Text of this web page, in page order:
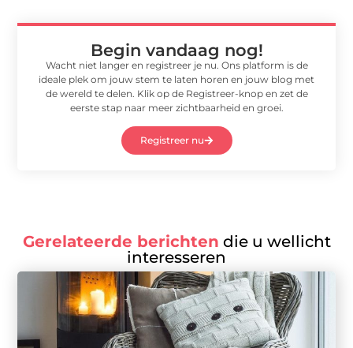
Begin vandaag nog!
Wacht niet langer en registreer je nu. Ons platform is de
ideale plek om jouw stem te laten horen en jouw blog met
de wereld te delen. Klik op de Registreer-knop en zet de
eerste stap naar meer zichtbaarheid en groei.
Registreer nu
Gerelateerde berichten die u wellicht
interesseren